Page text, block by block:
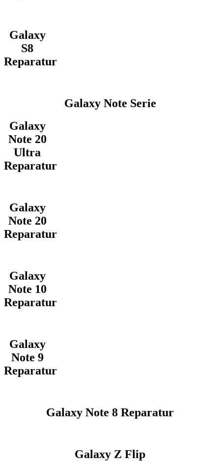
Galaxy
S8
Reparatur
Galaxy Note Serie
Galaxy
Note 20
Ultra
Reparatur
Galaxy
Note 20
Reparatur
Galaxy
Note 10
Reparatur
Galaxy
Note 9
Reparatur
Galaxy Note 8 Reparatur
Galaxy Z Flip